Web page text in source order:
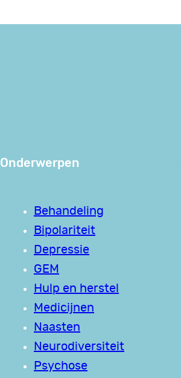
Onderwerpen
Behandeling
Bipolariteit
Depressie
GEM
Hulp en herstel
Medicijnen
Naasten
Neurodiversiteit
Psychose